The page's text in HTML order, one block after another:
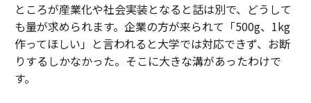
ところが産業化や社会実装となると話は別で、どうして
も量が求められます。企業の方が来られて「500g、1kg
作ってほしい」と言われると大学では対応できず、お断
りするしかなかった。そこに大きな溝があったわけで
す。